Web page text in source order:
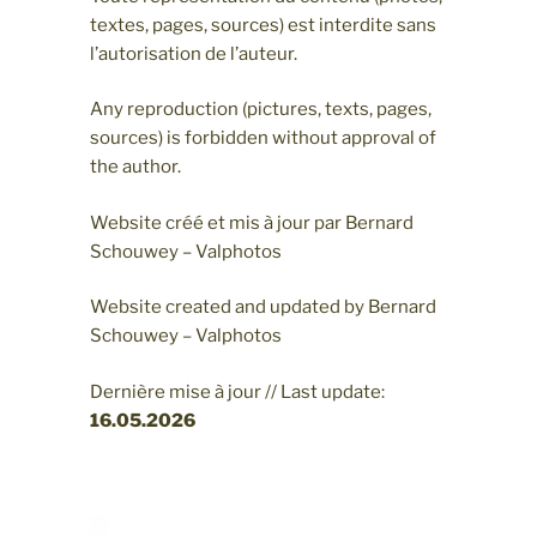
textes, pages, sources) est interdite sans
l’autorisation de l’auteur.
Any reproduction (pictures, texts, pages,
sources) is forbidden without approval of
the author.
Website créé et mis à jour par Bernard
Schouwey – Valphotos
Website created and updated by Bernard
Schouwey – Valphotos
Dernière mise à jour // Last update:
16.05.2026